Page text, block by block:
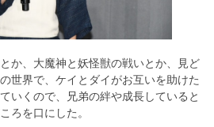
か、大魔神と妖怪獣の戦いとか、見ど
世界で、ケイとダイがお互いを助けた
いくので、兄弟の絆や成長していると
ろを口にした。